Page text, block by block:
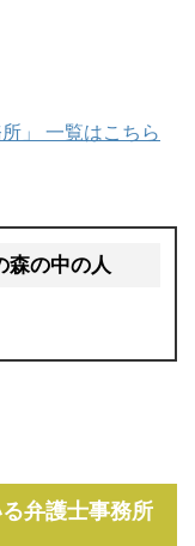
」 一覧はこちら
森の中の人
弁護士事務所